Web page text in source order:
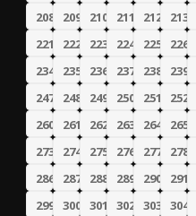
208
209 210 211 212 213
221
222 223 224 225 226
234
235 236 237 238 239
247
248 249 250 251 252
260
261 262 263 264 265
273
274 275 276 277 278
286
287 288 289 290 291
299
300 301 302 303 304